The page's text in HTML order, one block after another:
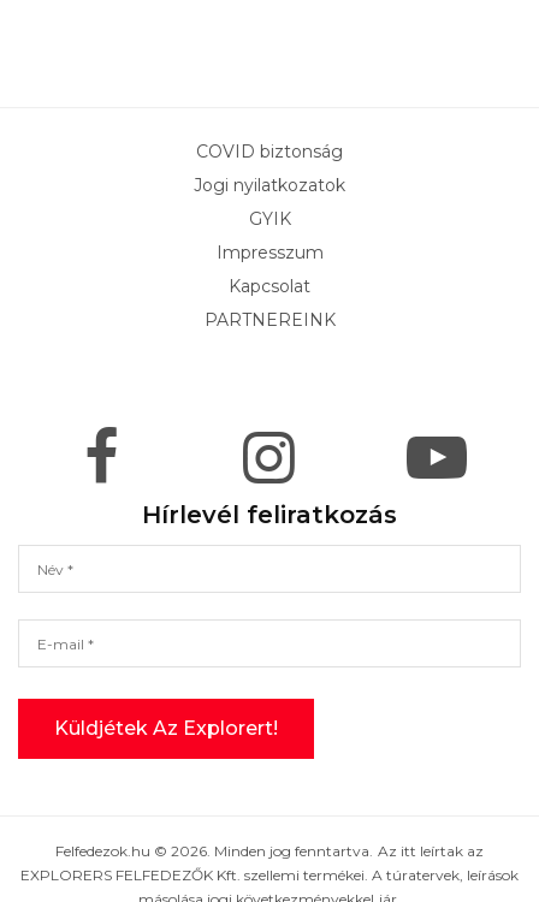
COVID biztonság
Jogi nyilatkozatok
GYIK
Impresszum
Kapcsolat
PARTNEREINK
Hírlevél feliratkozás
Felfedezok.hu © 2026. Minden jog fenntartva. Az itt leírtak az
EXPLORERS FELFEDEZŐK Kft. szellemi termékei. A túratervek, leírások